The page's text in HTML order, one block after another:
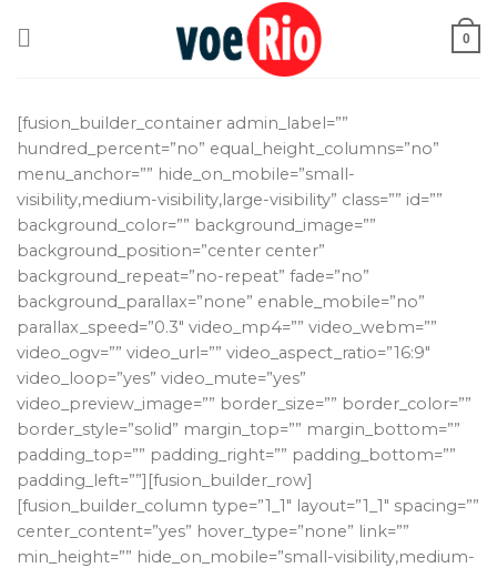
0
[fusion_builder_container admin_label=””
hundred_percent=”no” equal_height_columns=”no”
menu_anchor=”” hide_on_mobile=”small-
visibility,medium-visibility,large-visibility” class=”” id=””
background_color=”” background_image=””
background_position=”center center”
background_repeat=”no-repeat” fade=”no”
background_parallax=”none” enable_mobile=”no”
parallax_speed=”0.3″ video_mp4=”” video_webm=””
video_ogv=”” video_url=”” video_aspect_ratio=”16:9″
video_loop=”yes” video_mute=”yes”
video_preview_image=”” border_size=”” border_color=””
border_style=”solid” margin_top=”” margin_bottom=””
padding_top=”” padding_right=”” padding_bottom=””
padding_left=””][fusion_builder_row]
[fusion_builder_column type=”1_1″ layout=”1_1″ spacing=””
center_content=”yes” hover_type=”none” link=””
min_height=”” hide_on_mobile=”small-visibility,medium-